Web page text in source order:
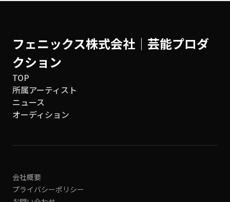
フェニックス株式会社│芸能プロダ
クション
TOP
所属アーティスト
ニュース
オーディション
会社概要
プライバシーポリシー